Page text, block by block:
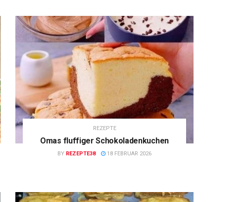
REZEPTE
Omas fluffiger Schokoladenkuchen
BY REZEPTE38 18 FEBRUAR 2026